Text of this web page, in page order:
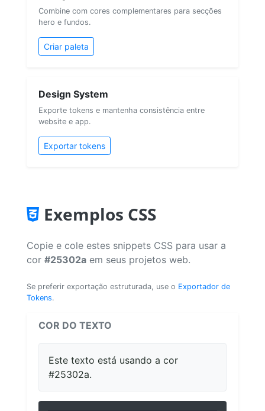
Combine com cores complementares para secções
hero e fundos.
Criar paleta
Design System
Exporte tokens e mantenha consistência entre
website e app.
Exportar tokens
Exemplos CSS
Copie e cole estes snippets CSS para usar a
cor #25302a em seus projetos web.
Se preferir exportação estruturada, use o Exportador de
Tokens.
COR DO TEXTO
Este texto está usando a cor
#25302a.